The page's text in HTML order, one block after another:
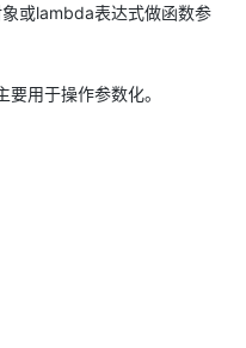
或lambda表达式做函数参
用于操作参数化。